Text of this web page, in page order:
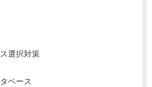
選択対策
ベース